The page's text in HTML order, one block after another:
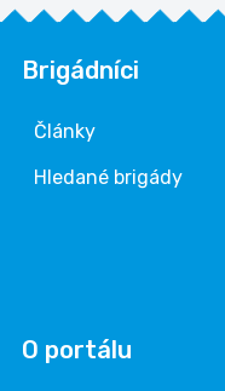
Brigádníci
Články
Hledané brigády
O portálu